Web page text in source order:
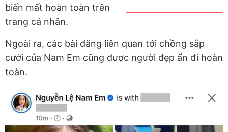
biến mất hoàn toàn trên
trang cá nhân.
Ngoài ra, các bài đăng liên quan tới chồng sắp
cưới của Nam Em cũng được người đẹp ẩn đi hoàn
toàn.